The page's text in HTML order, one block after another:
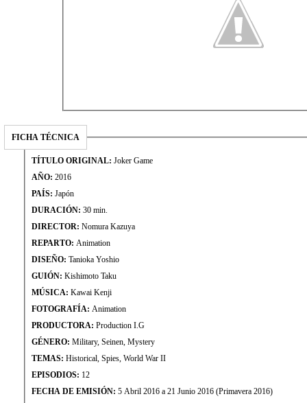
FICHA TÉCNICA
TÍTULO ORIGINAL: Joker Game
AÑO: 2016
PAÍS: Japón
DURACIÓN: 30 min.
DIRECTOR: Nomura Kazuya
REPARTO: Animation
DISEÑO: Tanioka Yoshio
GUIÓN: Kishimoto Taku
MÚSICA: Kawai Kenji
FOTOGRAFÍA: Animation
PRODUCTORA: Production I.G
GÉNERO: Military, Seinen, Mystery
TEMAS: Historical, Spies, World War II
EPISODIOS: 12
FECHA DE EMISIÓN: 5 Abril 2016 a 21 Junio 2016 (Primavera 2016)